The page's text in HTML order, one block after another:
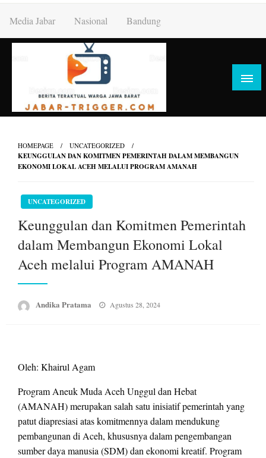
content
Media Jabar Nasional Bandung
HOMEPAGE UNCATEGORIZED
KEUNGGULAN DAN KOMITMEN PEMERINTAH DALAM MEMBANGUN
EKONOMI LOKAL ACEH MELALUI PROGRAM AMANAH
UNCATEGORIZED
Keunggulan dan Komitmen Pemerintah
dalam Membangun Ekonomi Lokal
Aceh melalui Program AMANAH
Andika Pratama
Posted
Agustus 28, 2024
Oleh: Khairul Agam
Program Aneuk Muda Aceh Unggul dan Hebat
(AMANAH) merupakan salah satu inisiatif pemerintah yang
patut diapresiasi atas komitmennya dalam mendukung
pembangunan di Aceh, khususnya dalam pengembangan
sumber daya manusia (SDM) dan ekonomi kreatif. Program